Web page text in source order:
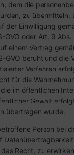
dem die
zu übermitteln,
der Einwilligung
GVO oder Art. 9 Abs.
einem Vertrag
GVO beruht und die
Verfahren
für die
im öffentlichen
Gewalt
übertragen wurde.
Person bei
das Recht, zu